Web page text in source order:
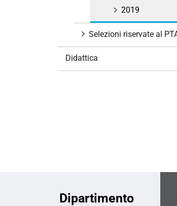
2019
Selezioni riservate al
Didattica
Dipartimento